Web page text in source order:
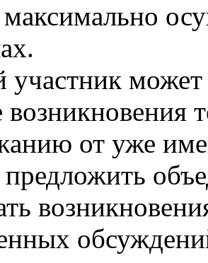
возникновения
от уже